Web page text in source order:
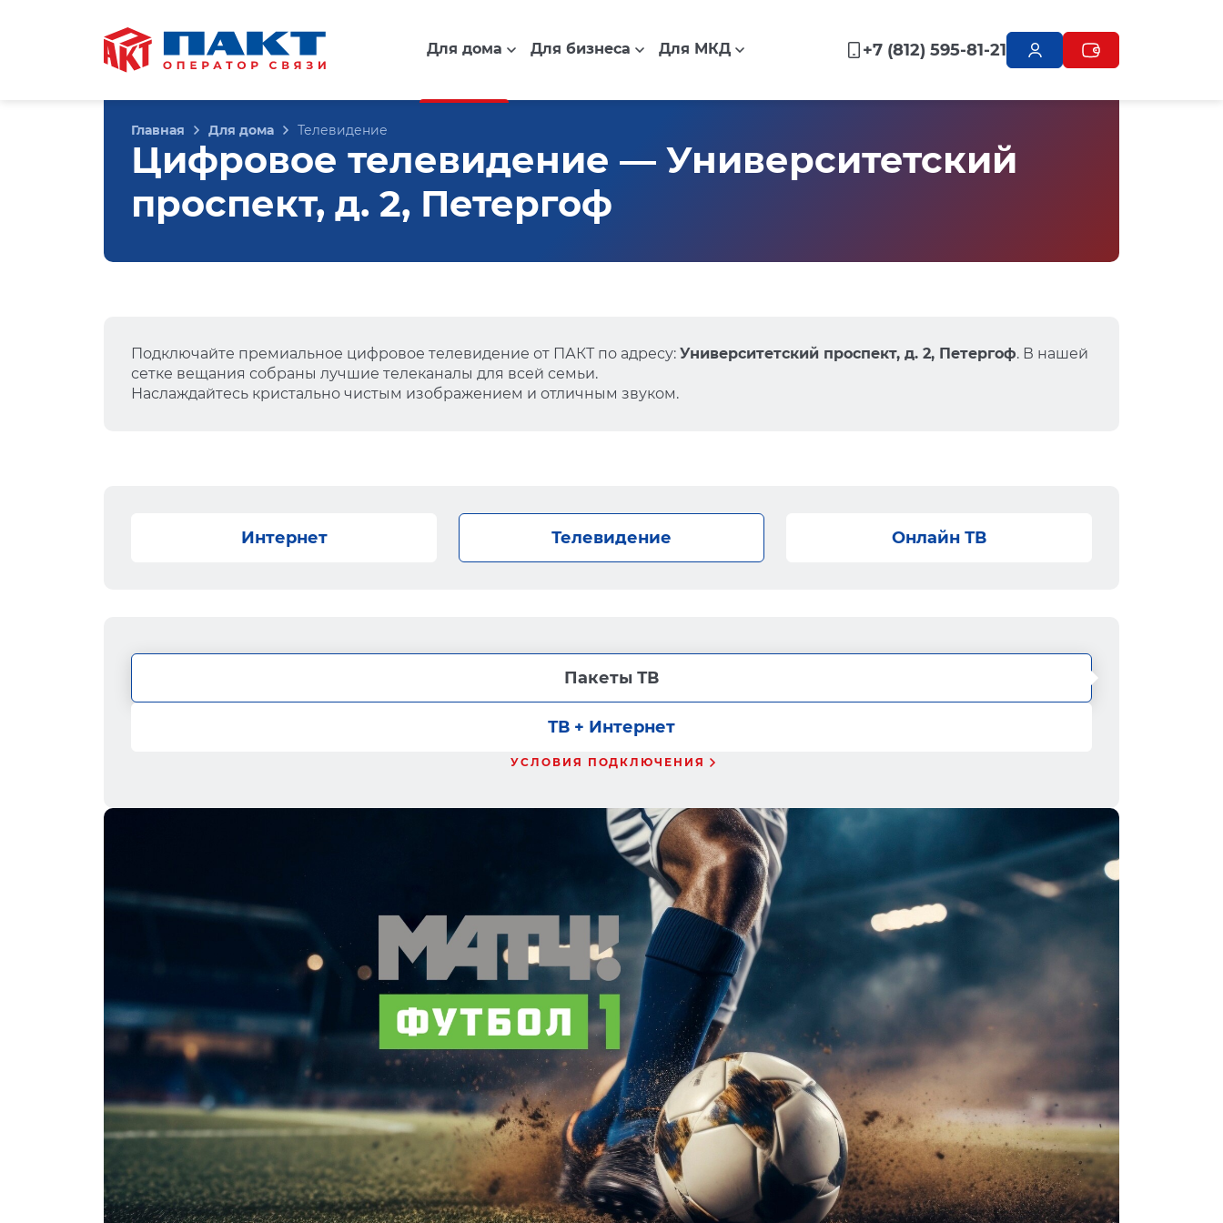
Для дома Для бизнеса Для МКД +7 (812) 595-81-21
Главная Для дома Телевидение
Цифровое телевидение — Университетский
проспект, д. 2, Петергоф
Подключайте премиальное цифровое телевидение от ПАКТ по адресу: Университетский проспект, д. 2, Петергоф. В нашей
сетке вещания собраны лучшие телеканалы для всей семьи.
Наслаждайтесь кристально чистым изображением и отличным звуком.
Интернет Телевидение Онлайн ТВ
Пакеты ТВ
ТВ + Интернет
УСЛОВИЯ ПОДКЛЮЧЕНИЯ